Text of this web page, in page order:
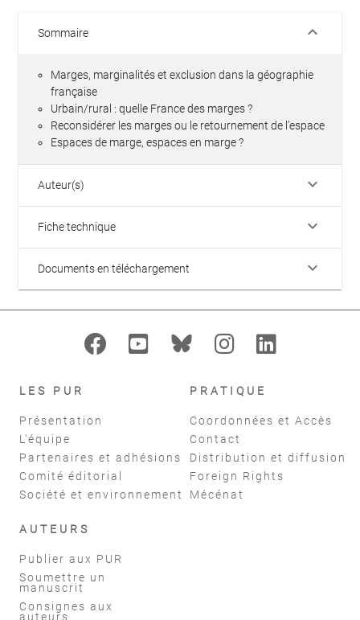
Sommaire keyboard_arrow_down
Marges, marginalités et exclusion dans la géographie
française
Urbain/rural : quelle France des marges ?
Reconsidérer les marges ou le retournement de l’espace
Espaces de marge, espaces en marge ?
Auteur(s) keyboard_arrow_down
Fiche technique keyboard_arrow_down
Documents en téléchargement keyboard_arrow_down
LES PUR
Présentation
L'équipe
Partenaires et adhésions
Comité éditorial
Société et environnement
PRATIQUE
Coordonnées et Accès
Contact
Distribution et diffusion
Foreign Rights
Mécénat
AUTEURS
Publier aux PUR
Soumettre un
manuscrit
Consignes aux
auteurs